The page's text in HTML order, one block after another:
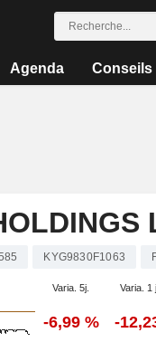
Agenda Conseils
KYG9830F1063
Varia. 5j. Varia. 1
-6,99 % -